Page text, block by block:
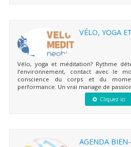
VÉLO, YOGA
Vélo, yoga et méditation? Rythme
l’environnement, contact avec le
conscience du corps et du
performance. Un vrai mariage de
Cliquez ici
AGENDA